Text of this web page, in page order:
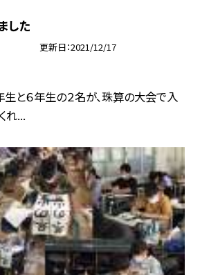
した
更新日 2021/12/17
年生と６年生の２名が、珠算の大会で入
れ...